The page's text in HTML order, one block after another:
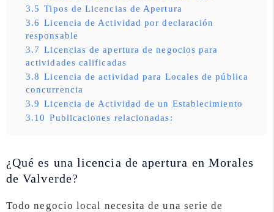
3.5 Tipos de Licencias de Apertura
3.6 Licencia de Actividad por declaración
responsable
3.7 Licencias de apertura de negocios para
actividades calificadas
3.8 Licencia de actividad para Locales de pública
concurrencia
3.9 Licencia de Actividad de un Establecimiento
3.10 Publicaciones relacionadas:
¿Qué es una licencia de apertura en Morales
de Valverde?
Todo negocio local necesita de una serie de